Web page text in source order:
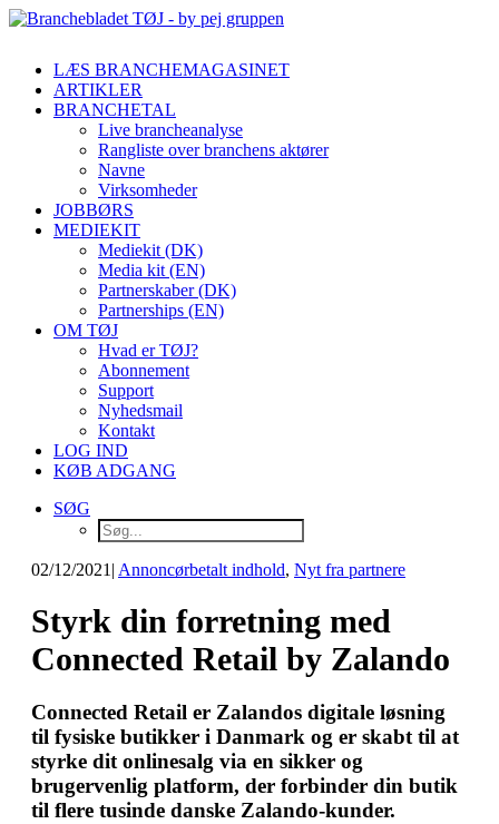
LÆS BRANCHEMAGASINET
ARTIKLER
BRANCHETAL
Live brancheanalyse
Rangliste over branchens aktører
Navne
Virksomheder
JOBBØRS
MEDIEKIT
Mediekit (DK)
Media kit (EN)
Partnerskaber (DK)
Partnerships (EN)
OM TØJ
Hvad er TØJ?
Abonnement
Support
Nyhedsmail
Kontakt
LOG IND
KØB ADGANG
SØG
02/12/2021 | Annoncørbetalt indhold, Nyt fra partnere
Styrk din forretning med
Connected Retail by Zalando
Connected Retail er Zalandos digitale løsning
til fysiske butikker i Danmark og er skabt til at
styrke dit onlinesalg via en sikker og
brugervenlig platform, der forbinder din butik
til flere tusinde danske Zalando-kunder.